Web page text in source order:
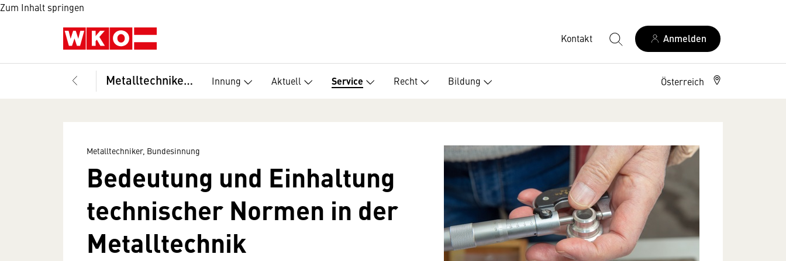
Zum Inhalt springen
Kontakt Anmelden
Metalltechniker, Bundesinnung Innung Aktuell Service Recht Bildung Österreich
Metalltechniker, Bundesinnung
Bedeutung und Einhaltung
technischer Normen in der
Metalltechnik